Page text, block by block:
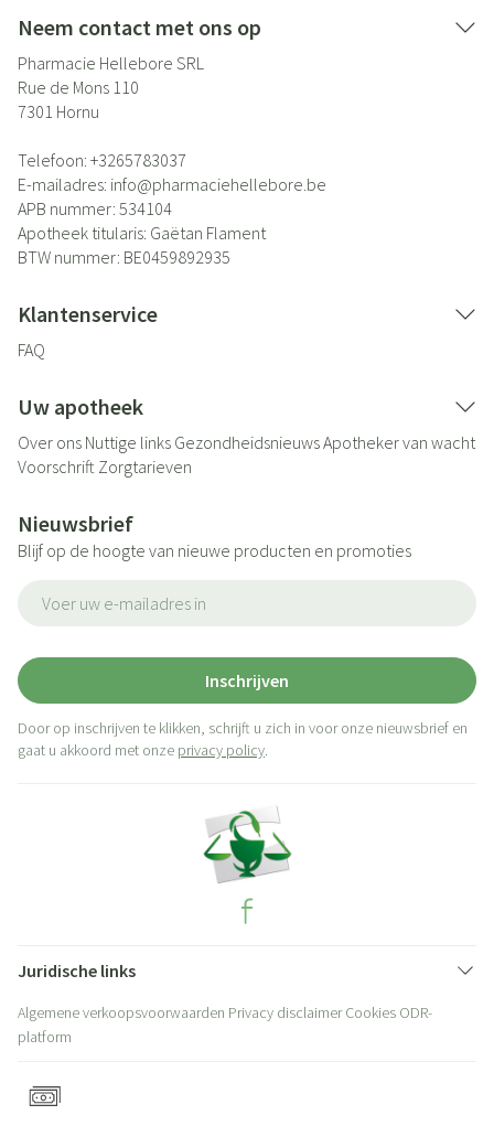
Neem contact met ons op
Pharmacie Hellebore SRL
Rue de Mons 110
7301 Hornu
Telefoon: +3265783037
E-mailadres: info@pharmaciehellebore.be
APB nummer: 534104
Apotheek titularis: Gaëtan Flament
BTW nummer: BE0459892935
Klantenservice
FAQ
Uw apotheek
Over ons Nuttige links GezondheidsnieuwsApotheker van wacht
Voorschrift Zorgtarieven
Nieuwsbrief
Blijf op de hoogte van nieuwe producten en promoties
Inschrijven
Door op inschrijven te klikken, schrijft u zich in voor onze nieuwsbrief en
gaat u akkoord met onze privacy policy.
Juridische links
Algemene verkoopsvoorwaarden Privacy disclaimer Cookies ODR-
platform